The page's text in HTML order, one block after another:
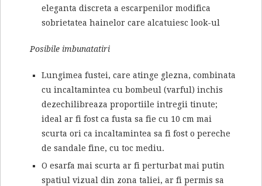
eleganta discreta a escarpenilor modifica
sobrietatea hainelor care alcatuiesc look-ul
Posibile imbunatatiri
Lungimea fustei, care atinge glezna, combinata
cu incaltamintea cu bombeul (varful) inchis
dezechilibreaza proportiile intregii tinute;
ideal ar fi fost ca fusta sa fie cu 10 cm mai
scurta ori ca incaltamintea sa fi fost o pereche
de sandale fine, cu toc mediu.
O esarfa mai scurta ar fi perturbat mai putin
spatiul vizual din zona taliei, ar fi permis sa